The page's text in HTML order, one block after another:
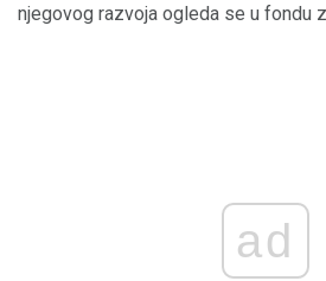
njegovog razvoja ogleda se u fondu
ad